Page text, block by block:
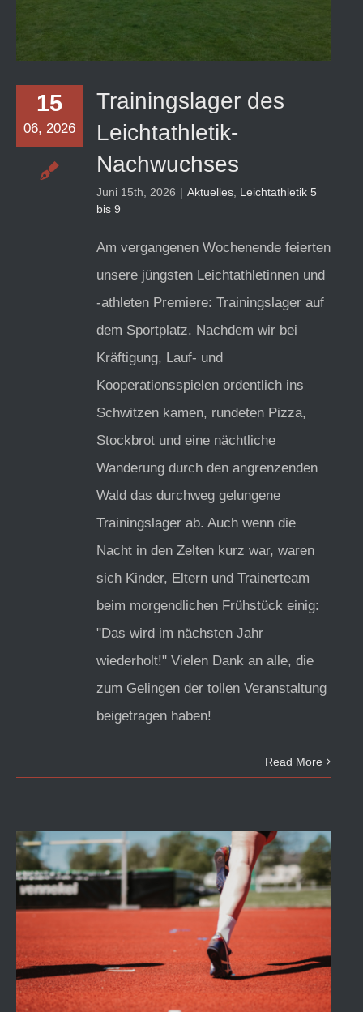
15
06, 2026
Trainingslager des
Leichtathletik-
Nachwuchses
Juni 15th, 2026 | Aktuelles, Leichtathletik 5
bis 9
Am vergangenen Wochenende feierten
unsere jüngsten Leichtathletinnen und
-athleten Premiere: Trainingslager auf
dem Sportplatz. Nachdem wir bei
Kräftigung, Lauf- und
Kooperationsspielen ordentlich ins
Schwitzen kamen, rundeten Pizza,
Stockbrot und eine nächtliche
Wanderung durch den angrenzenden
Wald das durchweg gelungene
Trainingslager ab. Auch wenn die
Nacht in den Zelten kurz war, waren
sich Kinder, Eltern und Trainerteam
beim morgendlichen Frühstück einig:
"Das wird im nächsten Jahr
wiederholt!" Vielen Dank an alle, die
zum Gelingen der tollen Veranstaltung
beigetragen haben!
Read More
Wettkampf in Lüdenscheid als
Vorbereitung auf die Nordrhein-
Meisterschaften